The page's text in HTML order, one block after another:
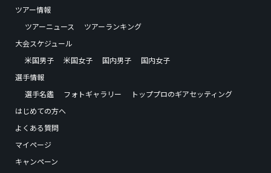
ツアー情報
ツアーニュース
ツアーランキング
大会スケジュール
米国男子
米国女子 国内男子
国内女子
選手情報
選手名鑑
フォトギャラリー
トッププロのギアセッティング
はじめての方へ
よくある質問
マイページ
キャンペーン